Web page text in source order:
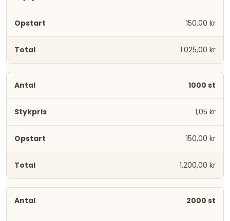
150,00 kr
1.025,00 kr
1000 st
1,05 kr
150,00 kr
1.200,00 kr
2000 st